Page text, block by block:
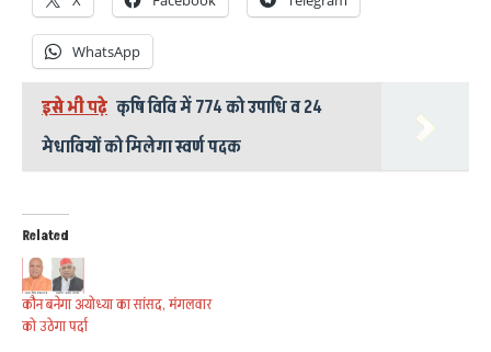
WhatsApp
इसे भी पढ़े कृषि विवि में 774 को उपाधि व 24
मेधावियों को मिलेगा स्वर्ण पदक
Related
कौन बनेगा अयोध्या का सांसद, मंगलवार
को उठेगा पर्दा